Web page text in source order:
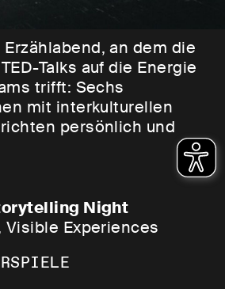
an dem die
Talks auf die Energie
trifft: Sechs
mit interkulturellen
persönlich und
Träume, Arbeit, Zukunft
Night
Experiences